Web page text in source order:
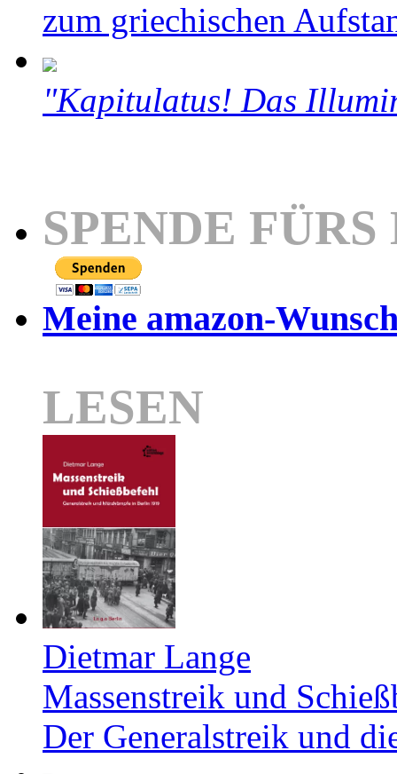
zum griechischen
"Kapitulatus! Das
SPENDE
Meine amazon-
LESEN
Dietmar Lange
Massenstreik und
Der Generalstreik und